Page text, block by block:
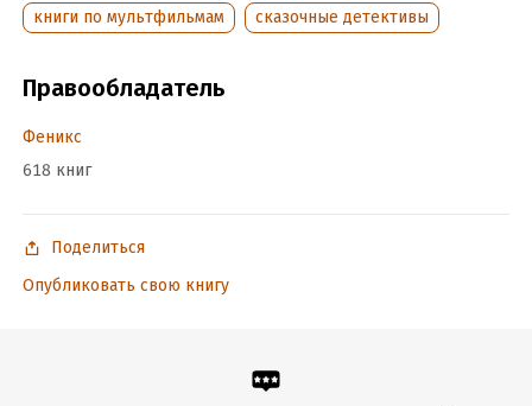
книги по мультфильмам
сказочные детективы
Правообладатель
Феникс
618 книг
Поделиться
Опубликовать свою книгу